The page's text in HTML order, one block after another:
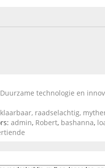
technologie en
raadselachtig,
admin, Robert, bashanna,